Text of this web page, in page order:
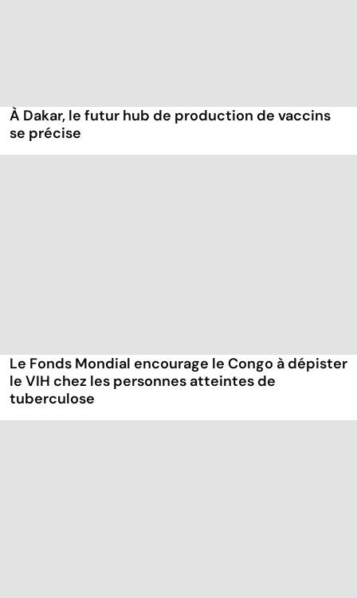
À Dakar, le futur hub de production de vaccins
se précise
Le Fonds Mondial encourage le Congo à dépister
le VIH chez les personnes atteintes de
tuberculose